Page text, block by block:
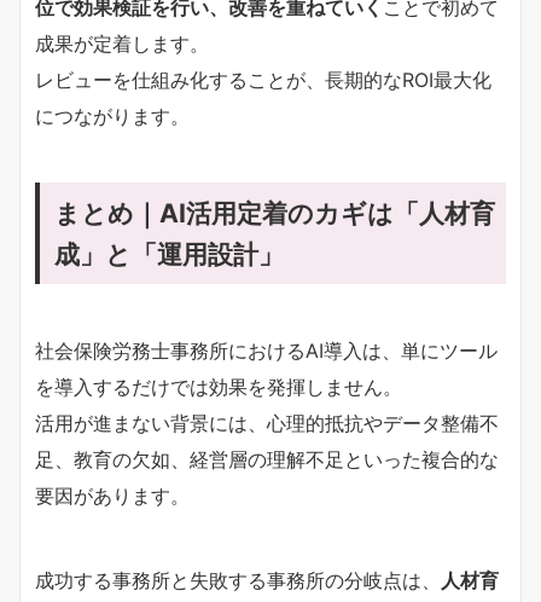
位で効果検証を行い、改善を重ねていく ことで初めて
成果が定着します。
レビューを仕組み化することが、長期的なROI最大化
につながります。
まとめ｜AI活用定着のカギは「人材育
成」と「運用設計」
社会保険労務士事務所におけるAI導入は、単にツール
を導入するだけでは効果を発揮しません。
活用が進まない背景には、心理的抵抗やデータ整備不
足、教育の欠如、経営層の理解不足といった複合的な
要因があります。
成功する事務所と失敗する事務所の分岐点は、
人材育